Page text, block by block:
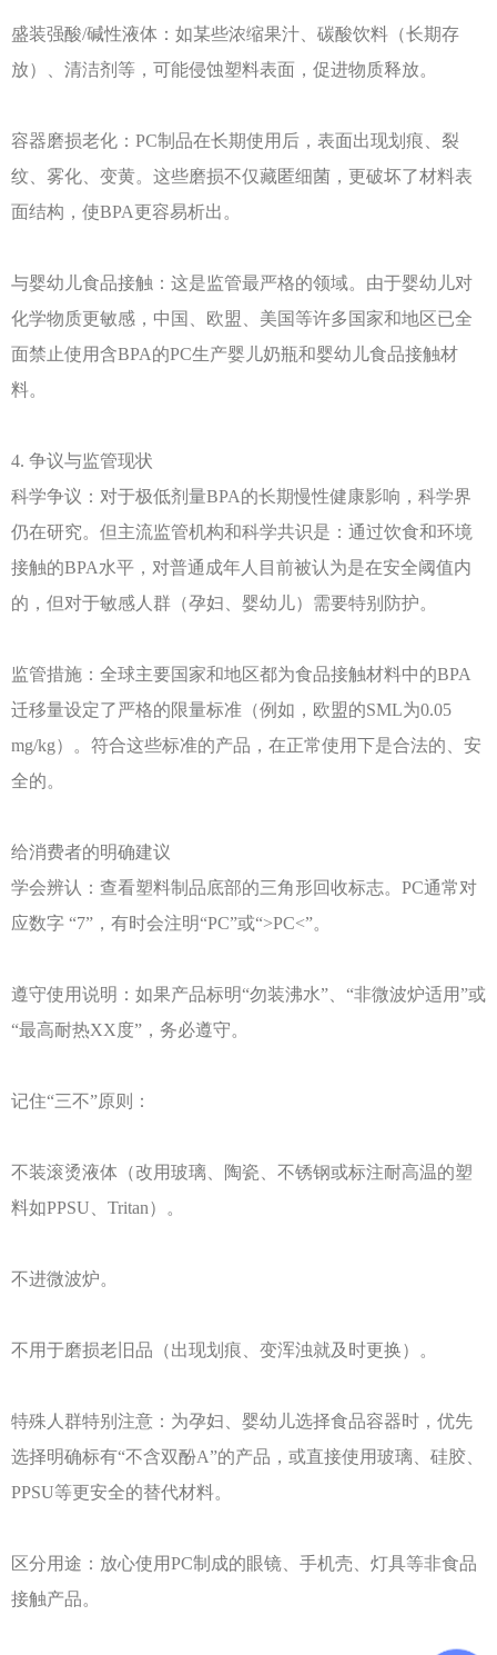
盛装强酸/碱性液体：如某些浓缩果汁、碳酸饮料（长期存
放）、清洁剂等，可能侵蚀塑料表面，促进物质释放。
容器磨损老化： PC制品在长期使用后，表面出现划痕、裂
纹、雾化、变黄。这些磨损不仅藏匿细菌，更破坏了材料表
面结构，使BPA更容易析出。
与婴幼儿食品接触：这是监管最严格的领域。由于婴幼儿对
化学物质更敏感，中国、欧盟、美国等许多国家和地区已全
面禁止使用含BPA的PC生产婴儿奶瓶和婴幼儿食品接触材
料。
4. 争议与监管现状
科学争议：对于极低剂量BPA的长期慢性健康影响，科学界
仍在研究。但主流监管机构和科学共识是：通过饮食和环境
接触的BPA水平，对普通成年人目前被认为是在安全阈值内
的，但对于敏感人群（孕妇、婴幼儿）需要特别防护。
监管措施：全球主要国家和地区都为食品接触材料中的BPA
迁移量设定了严格的限量标准（例如，欧盟的SML为0.05
mg/kg）。符合这些标准的产品，在正常使用下是合法的、安
全的。
给消费者的明确建议
学会辨认：查看塑料制品底部的三角形回收标志。 PC通常对
应数字 “7”，有时会注明“PC”或“>PC<”。
遵守使用说明：如果产品标明“勿装沸水”、“非微波炉适用”或
“最高耐热XX度”，务必遵守。
记住“三不”原则：
不装滚烫液体（改用玻璃、陶瓷、不锈钢或标注耐高温的塑
料如PPSU、Tritan）。
不进微波炉。
不用于磨损老旧品（出现划痕、变浑浊就及时更换）。
特殊人群特别注意：为孕妇、婴幼儿选择食品容器时，优先
选择明确标有“不含双酚A”的产品，或直接使用玻璃、硅胶、
PPSU等更安全的替代材料。
区分用途：放心使用PC制成的眼镜、手机壳、灯具等非食品
接触产品。